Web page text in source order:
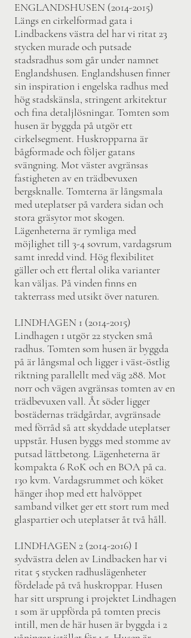
ENGLANDSHUSEN (2014-2015)
Längs en cirkelformad gata i
Lindbackens västra del har vi ritat 23
stycken murade och putsade
stadsradhus som går under namnet
Englandshusen. Englandshusen finner
sin inspiration i engelska radhus med
hög stadskänsla, stringent arkitektur
och fina detaljlösningar. Tomten som
husen är byggda på utgör ett
cirkelsegment. Huskropparna är
bågformade och följer gatans
svängning. Mot väster avgränsas
fastigheten av en trädbevuxen
bergsknalle. Tomterna är långsmala
med uteplatser på vardera sidan och
stora gräsytor mot skogen.
Lägenheterna är rymliga med
möjlighet till 3-4 sovrum, vardagsrum
samt inredd vind. Hög flexibilitet
gäller och ett flertal olika varianter
kan väljas. På vinden finns en
takterrass med utsikt över naturen.
LINDHAGEN 1 (2014-2015)
Lindhagen 1 utgör 22 stycken små
radhus. Tomten som husen är byggda
på är långsmal och ligger i väst-östlig
riktning parallellt med väg 288. Mot
norr och vägen avgränsas tomten av en
trädbevuxen vall. Åt söder ligger
bostädernas trädgårdar, avgränsade
med förråd så att skyddade uteplatser
uppstår. Husen byggs med stomme av
putsad lättbetong. Lägenheterna är
kompakta 6 RoK och en BOA på ca.
130 kvm. Vardagsrummet och köket
hänger ihop med ett halvöppet
samband vilket ger ett stort rum med
glaspartier och uteplatser åt två håll.
LINDHAGEN 2 (2014-2016) I
sydvästra delen av Lindbacken har vi
ritat 5 stycken radhuslägenheter
fördelade på två huskroppar. Husen
har sitt ursprung i projektet Lindhagen
1 som är uppförda på tomten precis
intill, men de här husen är byggda i 2